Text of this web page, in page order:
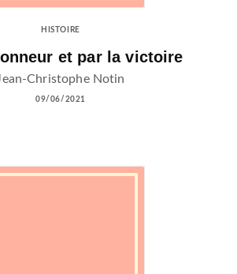
HISTOIRE
et par la victoire
Christophe Notin
09/06/2021